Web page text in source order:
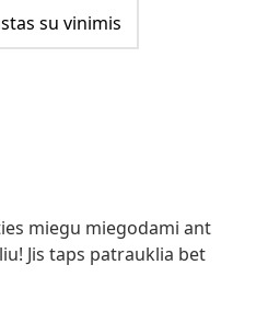
su vinimis
miegu miegodami ant
Jis taps patrauklia bet